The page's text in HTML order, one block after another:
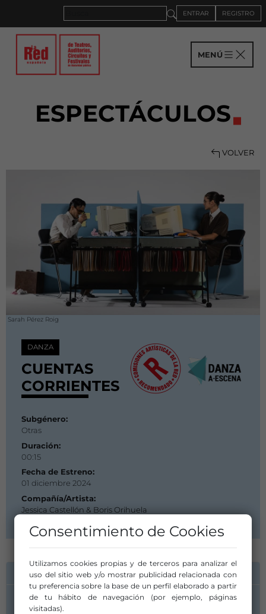
ENTRAR REGISTRO
MENÚ
ESPECTÁCULOS
VOLVER
Sarah Pérez Roig
DANZA
CUENTAS
CORRIENTES
Subgénero:
Otras
Duración:
00:15
Fecha de Estreno:
01 diciembre 2024
Compañía/Artista:
Jessica Castellón & Boris Orihuela
INFORMACIÓN DE CONTACTO
Compañía/Artista:
Consentimiento de Cookies
Utilizamos cookies propias y de terceros para analizar el
uso del sitio web y/o mostrar publicidad relacionada con
tu preferencia sobre la base de un perfil elaborado a partir
de tu hábito de navegación (por ejemplo, páginas
visitadas).